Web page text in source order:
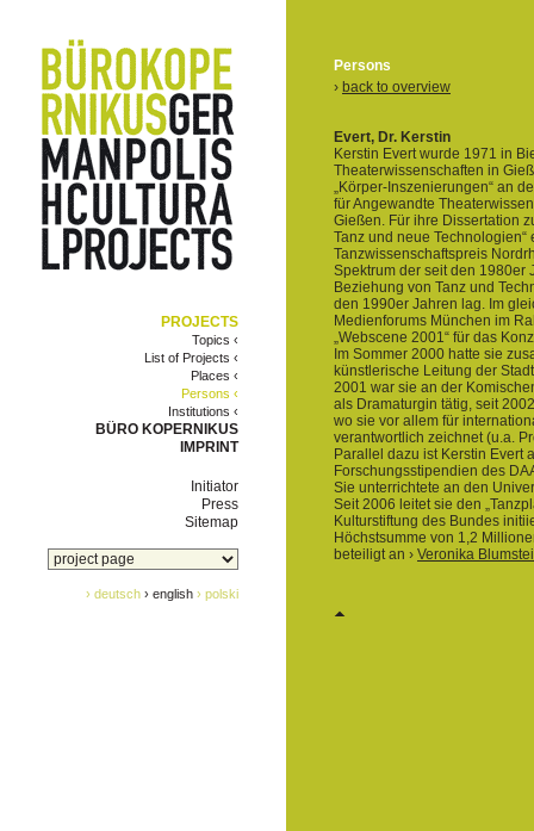
PROJECTS
Topics ‹
List of Projects ‹
Places ‹
Persons ‹
Institutions ‹
BÜRO KOPERNIKUS
IMPRINT
Initiator
Press
Sitemap
› deutsch › english › polski
Persons
› back to overview
Evert, Dr. Kerstin
Kerstin Evert wurde 1971 in
Theaterwissenschaften in
„Körper-Inszenierungen“ an
für Angewandte
Gießen. Für ihre Dissertation
Tanz und neue
Tanzwissenschaftspreis
Spektrum der seit den 1980er
Beziehung von Tanz und
den 1990er Jahren lag. Im
Medienforums München im
„Webscene 2001“ für das
Im Sommer 2000 hatte sie
künstlerische Leitung der
2001 war sie an der
als Dramaturgin tätig, seit
wo sie vor allem für
verantwortlich zeichnet (u.a.
Parallel dazu ist Kerstin Evert
Forschungsstipendien des
Sie unterrichtete an den
Seit 2006 leitet sie den
Kulturstiftung des Bundes
Höchstsumme von 1,2
beteiligt an › Veronika